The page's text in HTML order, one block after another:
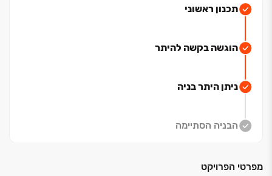
תכנון ראשוני
הוגשה בקשה להיתר
ניתן היתר בניה
הבניה הסתיימה
מפרטי הפרויקט